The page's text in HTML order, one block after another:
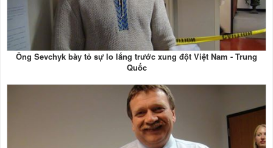
Ông Sevchyk bày tỏ sự lo lắng trước xung đột Việt Nam - Trung
Quốc